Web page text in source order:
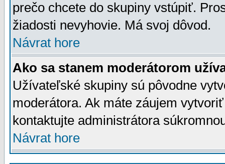
prečo chcete do skupiny vstúpiť.
žiadosti nevyhovie. Má svoj dôvod.
Návrat hore
Ako sa stanem moderátorom
Užívateľské skupiny sú pôvodne
moderátora. Ak máte záujem
kontaktujte administrátora
Návrat hore